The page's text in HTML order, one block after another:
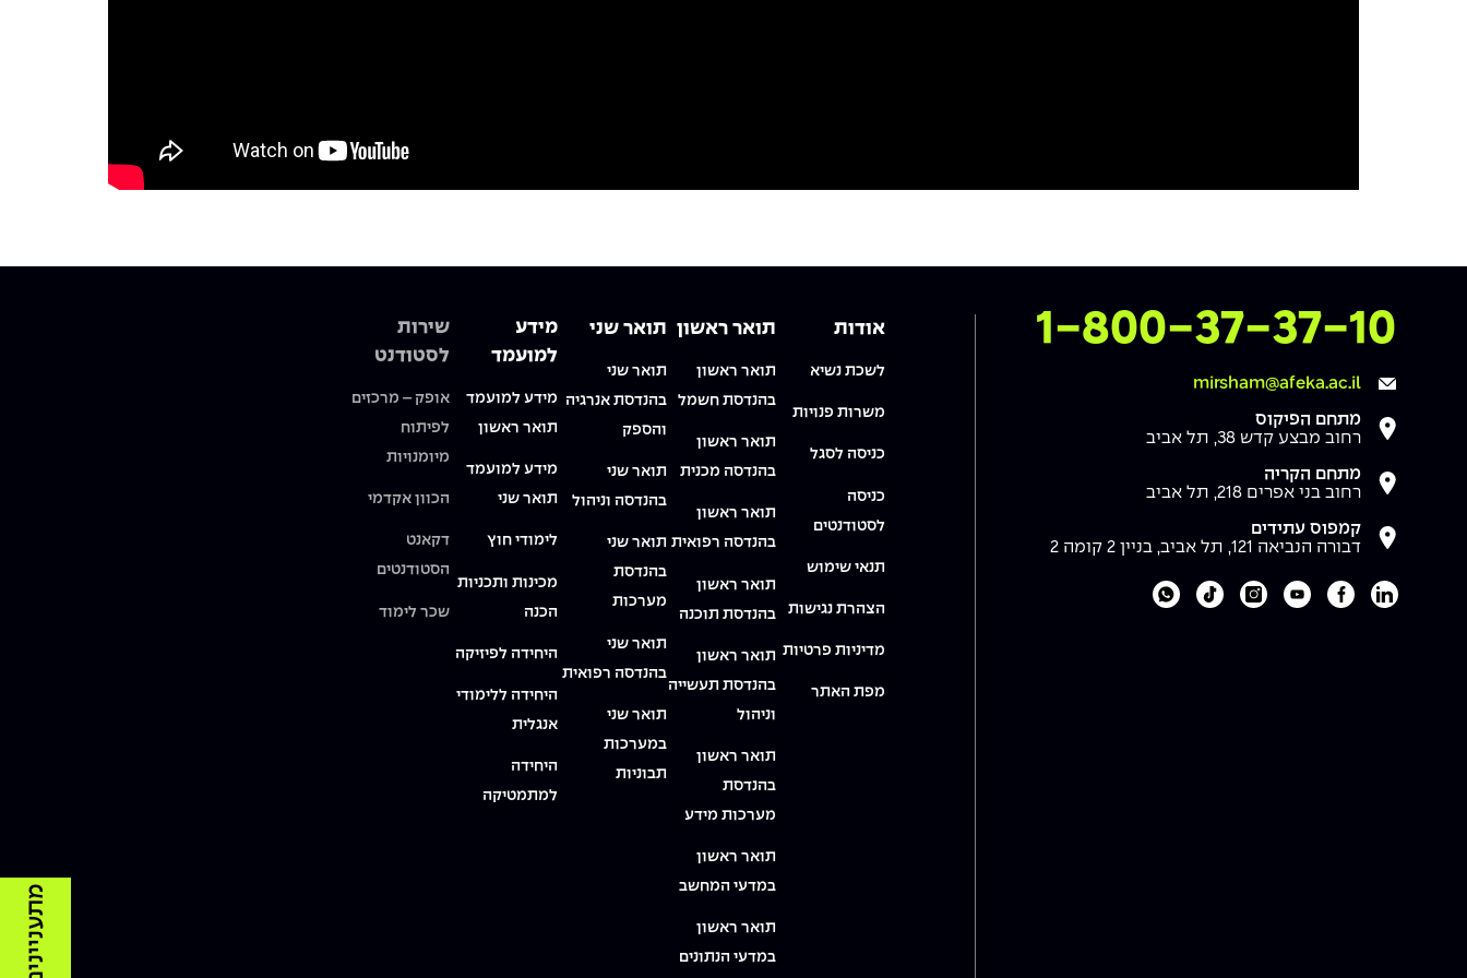
Mute Settings
צרו איתנו קשר
1-800-37-37-10
mirsham@afeka.ac.il
מתחם הפיקוס
רחוב מבצע קדש 38, תל אביב
מתחם הקריה
רחוב בני אפרים 218, תל אביב
קמפוס עתידים
דבורה הנביאה 121, תל אביב, בניין 2 קומה 2
לעמוד הלינקדאין של מכללת אפקה
לעמוד הפייסבוק של מכללת אפקה
לעמוד היוטיוב של מכללת אפקה
לעמוד האינסטגרם של מכללת אפקה
לעמוד הטיקטוק של מכללת אפקה
לוואטסאפ של מכללת אפקה
אודות
לשכת נשיא
משרות פנויות
כניסה לסגל
כניסה
לסטודנטים
תנאי שימוש
הצהרת נגישות
מדיניות פרטיות
מפת האתר
תואר ראשון
תואר ראשון
בהנדסת חשמל
תואר ראשון
בהנדסה מכנית
תואר ראשון
בהנדסה רפואית
תואר ראשון
בהנדסת תוכנה
תואר ראשון
בהנדסת תעשייה
וניהול
תואר ראשון
בהנדסת
מערכות מידע
תואר ראשון
במדעי המחשב
תואר ראשון
במדעי הנתונים
תואר שני
תואר שני
בהנדסת אנרגיה
והספק
תואר שני
בהנדסה וניהול
תואר שני
בהנדסת
מערכות
תואר שני
בהנדסה רפואית
תואר שני
במערכות
תבוניות
מידע
למועמד
מידע למועמד
תואר ראשון
מידע למועמד
תואר שני
לימודי חוץ
מכינות ותכניות
הכנה
היחידה לפיזיקה
היחידה ללימודי
אנגלית
היחידה
למתמטיקה
שירות
לסטודנט
אופק – מרכזים
לפיתוח
מיומנויות
הכוון אקדמי
דקאנט
הסטודנטים
שכר לימוד